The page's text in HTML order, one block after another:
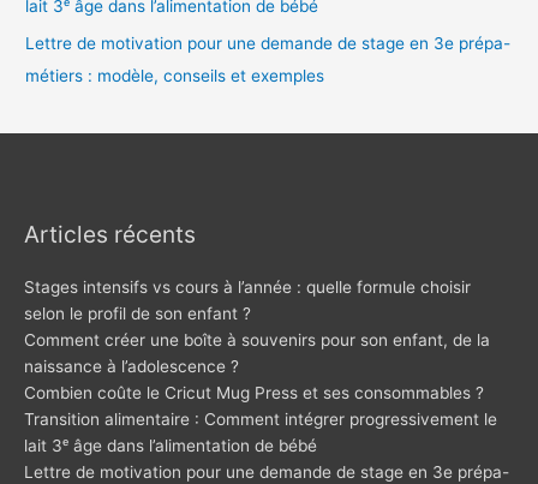
lait 3ᵉ âge dans l’alimentation de bébé
Lettre de motivation pour une demande de stage en 3e prépa-
métiers : modèle, conseils et exemples
Articles récents
Stages intensifs vs cours à l’année : quelle formule choisir
selon le profil de son enfant ?
Comment créer une boîte à souvenirs pour son enfant, de la
naissance à l’adolescence ?
Combien coûte le Cricut Mug Press et ses consommables ?
Transition alimentaire : Comment intégrer progressivement le
lait 3ᵉ âge dans l’alimentation de bébé
Lettre de motivation pour une demande de stage en 3e prépa-